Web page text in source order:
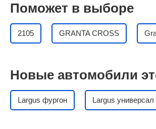
Поможет в выборе
2105 GRANTA CROSS
Новые автомобили
Largus фургон Largus универсал